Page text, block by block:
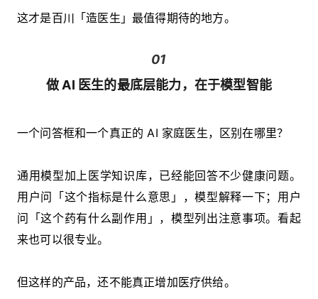
这才是百川「造医生」最值得期待的地方。
01
做 AI 医生的最底层能力，在于模型智能
一个问答框和一个真正的 AI 家庭医生，区别在哪里？
通用模型加上医学知识库，已经能回答不少健康问题。
用户问「这个指标是什么意思」，模型解释一下；用户
问「这个药有什么副作用」，模型列出注意事项。看起
来也可以很专业。
但这样的产品，还不能真正增加医疗供给。